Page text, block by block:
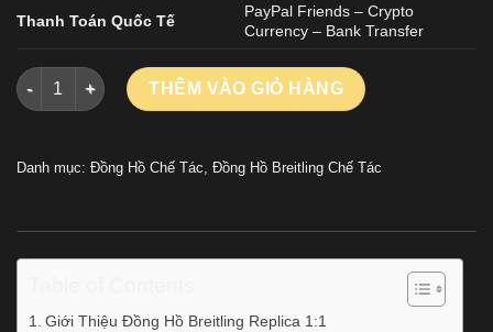
Thanh Toán Quốc Tế
PayPal Friends – Crypto
Currency – Bank Transfer
Đồng Hồ Breitling Montbrilliant Datora Replica Cao Cấp Nhà
THÊM VÀO GIỎ HÀNG
Danh mục: Đồng Hồ Chế Tác Đồng Hồ Breitling Chế Tác
Giới Thiệu Đồng Hồ Breitling Replica 1:1